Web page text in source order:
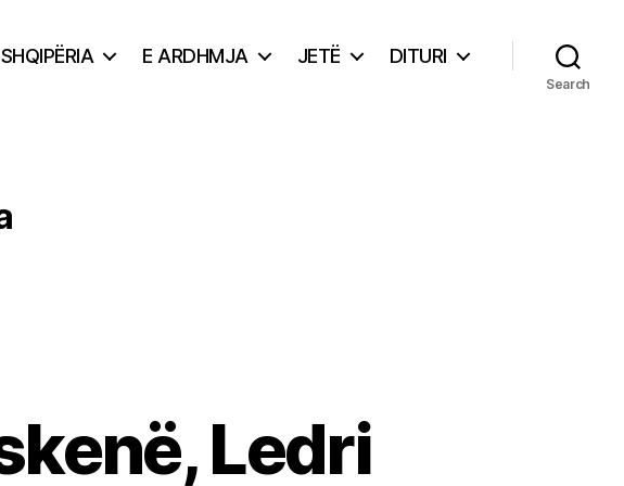
SHQIPËRIA E ARDHMJA JETË DITURI
Search
Ledri